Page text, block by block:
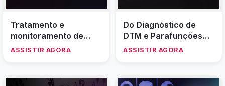
Tratamento e
monitoramento de
paciente com
ASSISTIR AGORA
Do Diagnóstico de
DTM e Parafunções
Assintomáticas Até a
Normalidade
ASSISTIR AGORA